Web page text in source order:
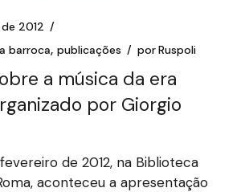
2012
barroca publicações porRuspoli
a música da era
por Giorgio
de 2012, na Biblioteca
aconteceu a apresentação